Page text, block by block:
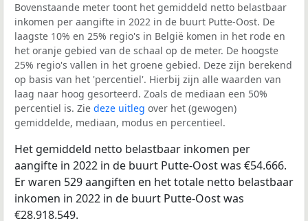
Bovenstaande meter toont het gemiddeld netto belastbaar
inkomen per aangifte in 2022 in de buurt Putte-Oost. De
laagste 10% en 25% regio's in België komen in het rode en
het oranje gebied van de schaal op de meter. De hoogste
25% regio's vallen in het groene gebied. Deze zijn berekend
op basis van het 'percentiel'. Hierbij zijn alle waarden van
laag naar hoog gesorteerd. Zoals de mediaan een 50%
percentiel is. Zie deze uitleg over het (gewogen)
gemiddelde, mediaan, modus en percentieel.
Het gemiddeld netto belastbaar inkomen per
aangifte in 2022 in de buurt Putte-Oost was €54.666.
Er waren 529 aangiften en het totale netto belastbaar
inkomen in 2022 in de buurt Putte-Oost was
€28.918.549.